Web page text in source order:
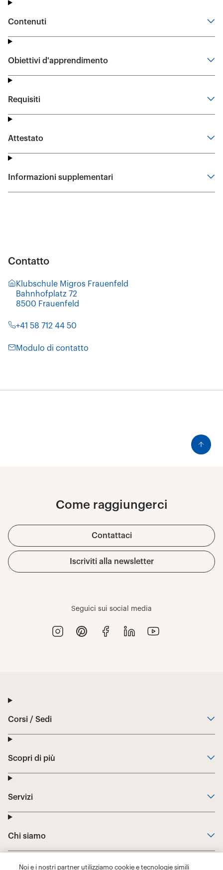
Noi e i nostri partner utilizziamo cookie e tecnologie simili